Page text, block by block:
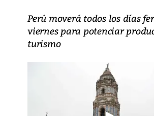
Perú moverá todos los días
viernes para potenciar
turismo